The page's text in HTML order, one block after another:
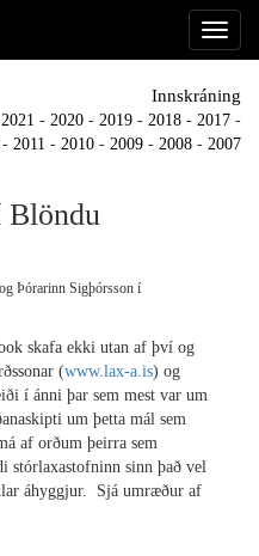
Innskráning
2021 - 2020 - 2019 - 2018 - 2017 -
- 2011 - 2010 - 2009 - 2008 - 2007
Blöndu
Þórarinn Sigþórsson í
skafa ekki utan af því og
(www.lax-a.is) og
í ánni þar sem mest var um
um þetta mál sem
af orðum þeirra sem
stórlaxastofninn sinn það vel
áhyggjur. Sjá umræður af